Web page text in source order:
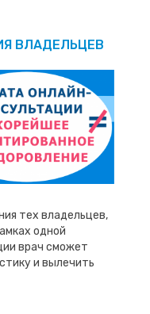
ВЛАДЕЛЬЦЕВ
тех владельцев,
одной
врач сможет
и вылечить